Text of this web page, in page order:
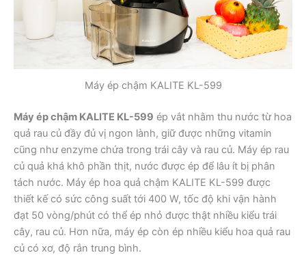
Máy ép chậm KALITE KL-599
Máy ép chậm KALITE KL-599 ép vắt nhằm thu nước từ hoa
quả rau củ đầy đủ vị ngon lành, giữ được những vitamin
cũng như enzyme chứa trong trái cây và rau củ. Máy ép rau
củ quả khá khô phần thịt, nước được ép để lâu ít bị phân
tách nước. Máy ép hoa quả chậm KALITE KL-599 được
thiết kế có sức công suất tới 400 W, tốc độ khi vận hành
đạt 50 vòng/phút có thể ép nhỏ được thật nhiều kiểu trái
cây, rau củ. Hơn nữa, máy ép còn ép nhiều kiểu hoa quả rau
củ có xơ, độ rắn trung bình.